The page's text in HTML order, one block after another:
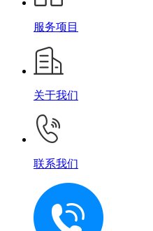
服务项目
关于我们
联系我们